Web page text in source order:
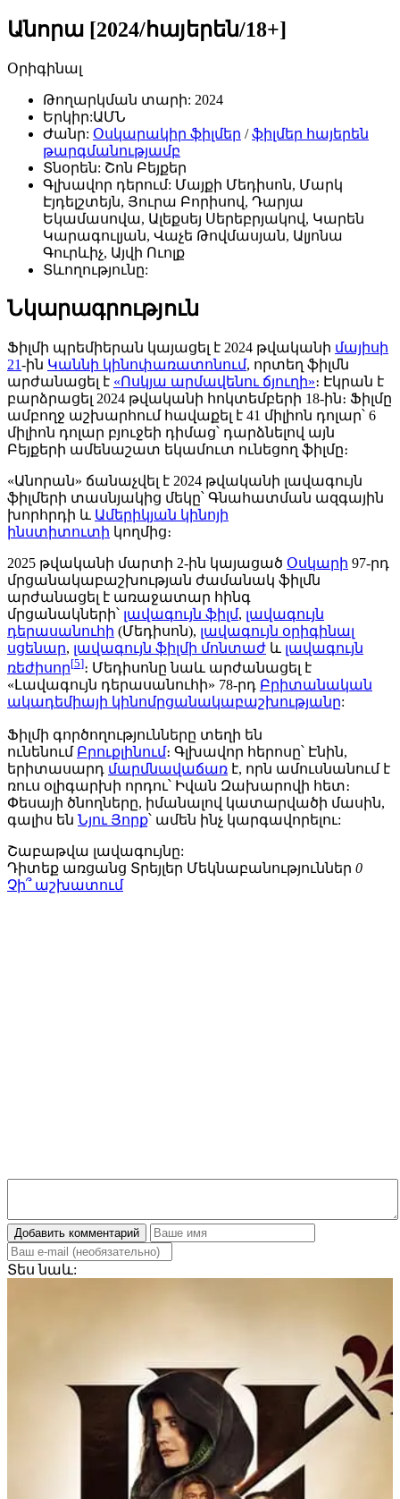
Անորա [2024/հայերեն/18+]
Օրիգինալ
Թողարկման տարի: 2024
Երկիր:ԱՄՆ
Ժանր: Օսկարակիր ֆիլմեր /ֆիլմեր հայերեն
թարգմանությամբ
Տնօրեն: Շոն Բեյքեր
Գլխավոր դերում: Մայքի Մեդիսոն, Մարկ
Էյդելշտեյն, Յուրա Բորիսով, Դարյա
Եկամասովա, Ալեքսեյ Սերեբրյակով, Կարեն
Կարագուլյան, Վաչե Թովմասյան, Ալյոնա
Գուրևիչ, Այվի Ուոլք
Տևողությունը:
Նկարագրություն
Ֆիլմի պրեմիերան կայացել է 2024 թվականի մայիսի
21-ին Կաննի կինոփառատոնում, որտեղ ֆիլմն
արժանացել է «Ոսկյա արմավենու ճյուղի»։ Էկրան է
բարձրացել 2024 թվականի հոկտեմբերի 18-ին։ Ֆիլմը
ամբողջ աշխարհում հավաքել է 41 միլիոն դոլար՝ 6
միլիոն դոլար բյուջեի դիմաց՝ դարձնելով այն
Բեյքերի ամենաշատ եկամուտ ունեցող ֆիլմը։
«Անորան» ճանաչվել է 2024 թվականի լավագույն
ֆիլմերի տասնյակից մեկը՝ Գնահատման ազգային
խորհրդի և Ամերիկյան կինոյի
ինստիտուտի կողմից։
2025 թվականի մարտի 2-ին կայացած Օսկարի 97-րդ
մրցանակաբաշխության ժամանակ ֆիլմն
արժանացել է առաջատար հինգ
մրցանակների՝ լավագույն ֆիլմ, լավագույն
դերասանուհի (Մեդիսոն), լավագույն օրիգինալ
սցենար, լավագույն ֆիլմի մոնտաժ և լավագույն
ռեժիսոր[5]։ Մեդիսոնը նաև արժանացել է
«Լավագույն դերասանուհի» 78-րդ Բրիտանական
ակադեմիայի կինոմրցանակաբաշխությանը:
Ֆիլմի գործողությունները տեղի են
ունենում Բրուքլինում։ Գլխավոր հերոսը՝ Էնին,
երիտասարդ մարմնավաճառ է, որն ամուսնանում է
ռուս օլիգարխի որդու՝ Իվան Զախարովի հետ։
Փեսայի ծնողները, իմանալով կատարվածի մասին,
գալիս են Նյու Յորք՝ ամեն ինչ կարգավորելու:
Շաբաթվա լավագույնը:
Դիտեք առցանց Տրեյլեր Մեկնաբանություններ 0
Չի՞ աշխատում
Добавить комментарий
Տեսնաև: